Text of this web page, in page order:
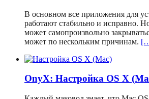
В основном все приложения для
работают стабильно и исправно.
может самопроизвольно
может по нескольким причинам.
OnyX: Настройка OS X